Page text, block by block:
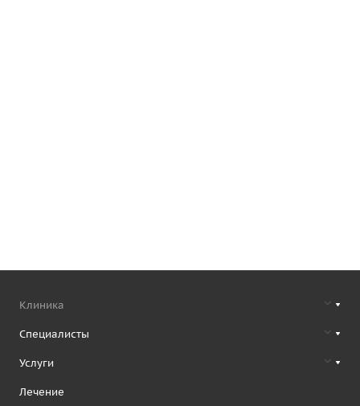
Клиника
Специалисты
Услуги
Лечение